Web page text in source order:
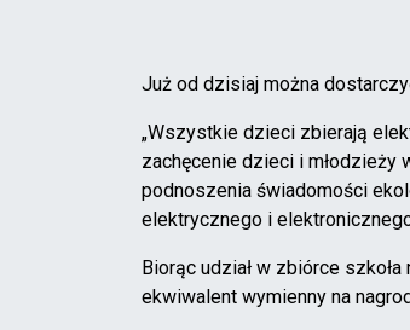
Już od dzisiaj można
„Wszystkie dzieci zbierają
zachęcenie dzieci i młodzieży
podnoszenia świadomości
elektrycznego i
Biorąc udział w zbiórce
ekwiwalent wymienny na